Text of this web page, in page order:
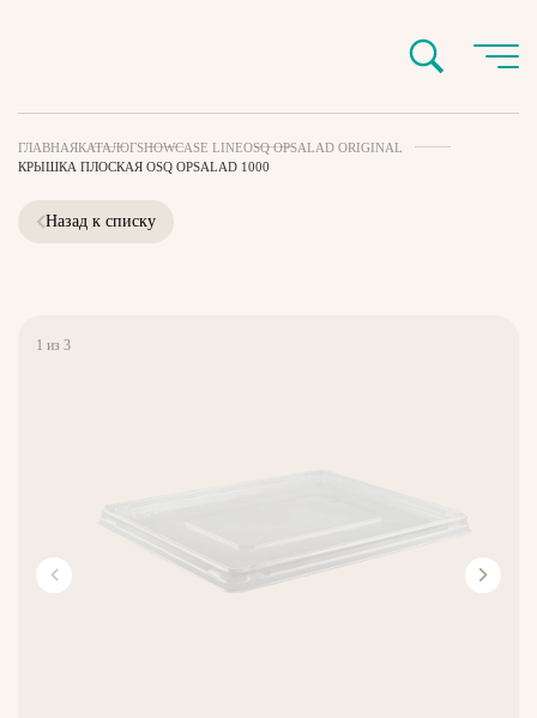
ГЛАВНАЯКАТАЛОГSHOWCASE LINEOSQ OPSALAD ORIGINAL
КРЫШКА ПЛОСКАЯ OSQ OPSALAD 1000
Назад к списку
1 из 3